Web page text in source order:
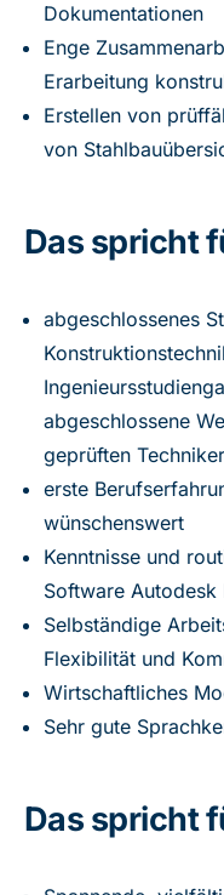
Dokumentationen
Enge
Erarbeitung
Erstellen von
von
Das spricht
abgeschlossenes
abgeschlossene
geprüften
erste
wünschenswert
Kenntnisse und
Software Autodesk
Selbständige
Flexibilität und
Wirtschaftliches
Sehr gute
Das spricht